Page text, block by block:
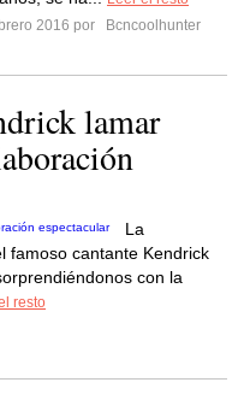
2016 por
Bcncoolhunter
lamar
La
famoso cantante Kendrick
con la
resto